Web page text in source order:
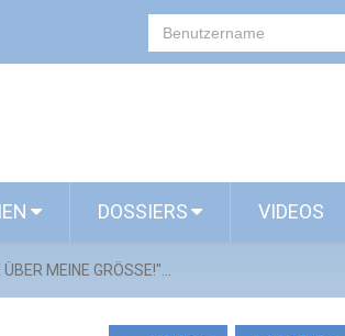
DOSSIERS VIDEOS
MEINE GRÖSSE!"...